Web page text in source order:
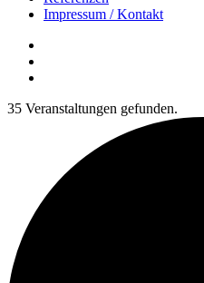
Impressum / Kontakt
35 Veranstaltungen gefunden.